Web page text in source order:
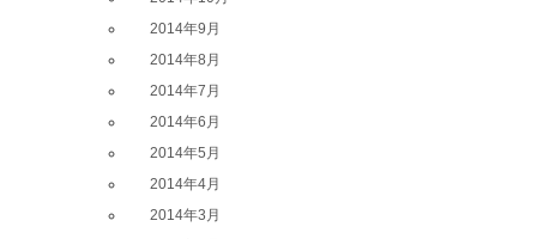
2014年9月
2014年8月
2014年7月
2014年6月
2014年5月
2014年4月
2014年3月